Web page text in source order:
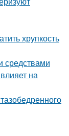
хрупкость
средствами
на